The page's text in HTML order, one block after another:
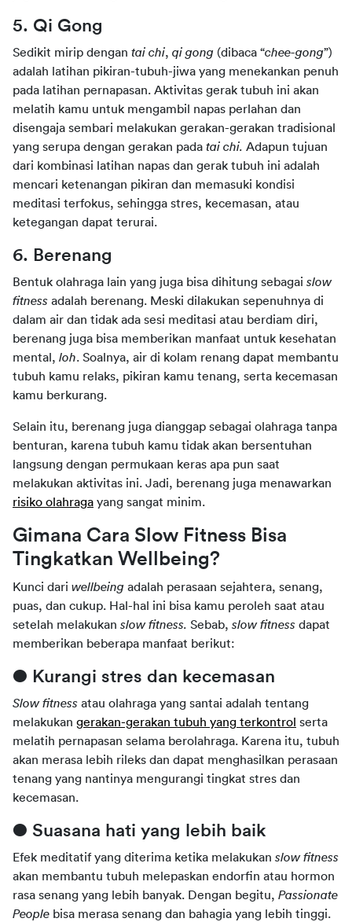
5. Qi Gong
Sedikit mirip dengan tai chi, qi gong (dibaca “chee-gong”)
adalah latihan pikiran-tubuh-jiwa yang menekankan penuh
pada latihan pernapasan. Aktivitas gerak tubuh ini akan
melatih kamu untuk mengambil napas perlahan dan
disengaja sembari melakukan gerakan-gerakan tradisional
yang serupa dengan gerakan pada tai chi. Adapun tujuan
dari kombinasi latihan napas dan gerak tubuh ini adalah
mencari ketenangan pikiran dan memasuki kondisi
meditasi terfokus, sehingga stres, kecemasan, atau
ketegangan dapat terurai.
6. Berenang
Bentuk olahraga lain yang juga bisa dihitung sebagai slow
fitness adalah berenang. Meski dilakukan sepenuhnya di
dalam air dan tidak ada sesi meditasi atau berdiam diri,
berenang juga bisa memberikan manfaat untuk kesehatan
mental, loh. Soalnya, air di kolam renang dapat membantu
tubuh kamu relaks, pikiran kamu tenang, serta kecemasan
kamu berkurang.
Selain itu, berenang juga dianggap sebagai olahraga tanpa
benturan, karena tubuh kamu tidak akan bersentuhan
langsung dengan permukaan keras apa pun saat
risiko olahraga yang sangat minim.
Gimana Cara Slow Fitness Bisa
Tingkatkan Wellbeing?
Kunci dari wellbeing adalah perasaan sejahtera, senang,
puas, dan cukup. Hal-hal ini bisa kamu peroleh saat atau
setelah melakukan slow fitness. Sebab, slow fitness dapat
memberikan beberapa manfaat berikut:
● Kurangi stres dan kecemasan
Slow fitness atau olahraga yang santai adalah tentang
melakukan gerakan-gerakan tubuh yang terkontrol serta
melatih pernapasan selama berolahraga. Karena itu, tubuh
akan merasa lebih rileks dan dapat menghasilkan perasaan
tenang yang nantinya mengurangi tingkat stres dan
kecemasan.
● Suasana hati yang lebih baik
Efek meditatif yang diterima ketika melakukan
akan membantu tubuh melepaskan endorfin atau hormon
rasa senang yang lebih banyak. Dengan begitu, Passionate
People bisa merasa senang dan bahagia yang lebih tinggi.